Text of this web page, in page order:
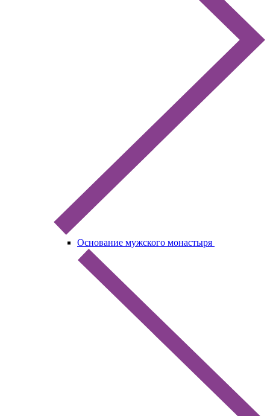
Основание мужского монастыря